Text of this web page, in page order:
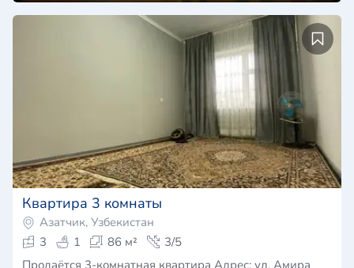
Квартира 3 комнаты
Азатчик, Узбекистан
3
1 86 м²
3/5
Продаётся 3-комнатная квартира Адрес: ул. Амира